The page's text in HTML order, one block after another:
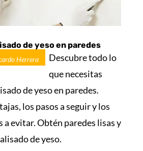
de yeso en paredes
Herrera
Descubre todo lo
que necesitas
de yeso en paredes.
los pasos a seguir y los
a evitar. Obtén paredes lisas y
de yeso.